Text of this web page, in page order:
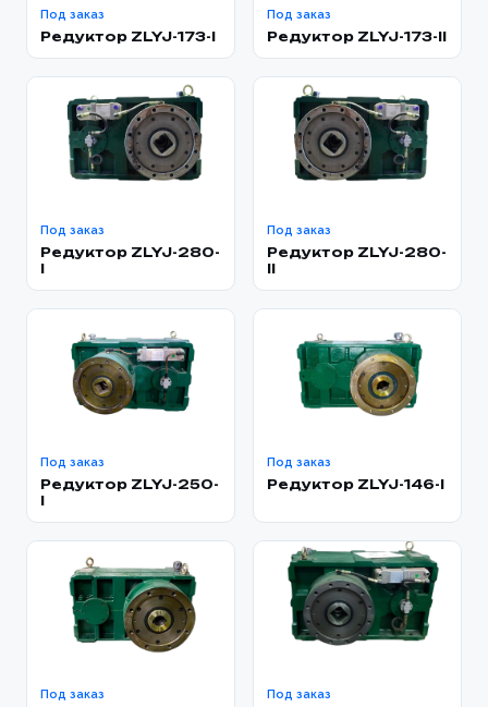
Под заказ
Редуктор ZLYJ-173-I
Под заказ
Редуктор ZLYJ-173-II
Под заказ
Редуктор ZLYJ-280-
I
Под заказ
Редуктор ZLYJ-280-
ll
Под заказ
Редуктор ZLYJ-250-
I
Под заказ
Редуктор ZLYJ-146-l
Под заказ Под заказ